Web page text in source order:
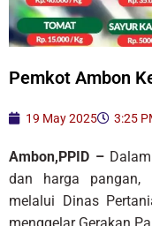
Pemkot Ambon
19 May 2025 3:25
Ambon,PPID –Dalam
dan harga pangan,
melalui Dinas
menggelar Gerakan